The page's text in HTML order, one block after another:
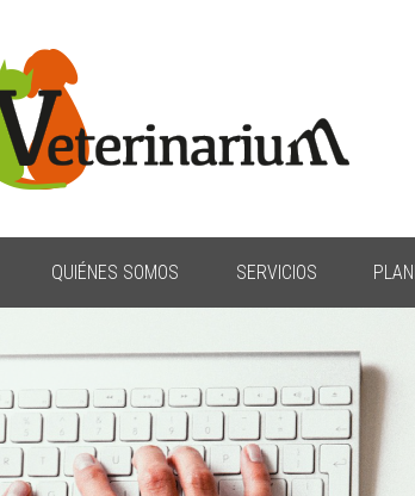
QUIÉNES SOMOS SERVICIOS